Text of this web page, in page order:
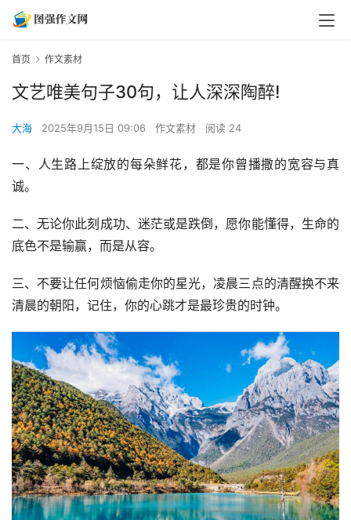
首页 作文素材
文艺唯美句子30句，让人深深陶醉!
大海 2025年9月15日 09:06 作文素材 阅读 24
一、人生路上绽放的每朵鲜花，都是你曾播撒的宽容与真
诚。
二、无论你此刻成功、迷茫或是跌倒，愿你能懂得，生命的
底色不是输赢，而是从容。
三、不要让任何烦恼偷走你的星光，凌晨三点的清醒换不来
清晨的朝阳，记住，你的心跳才是最珍贵的时钟。